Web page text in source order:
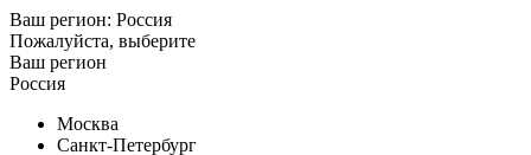
Ваш регион: Россия
Пожалуйста, выберите
Ваш регион
Россия
Москва
Санкт-Петербург